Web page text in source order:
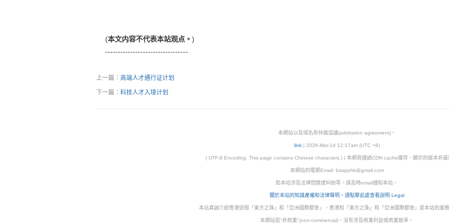
(本文内容不代表本站观点。 )
---------------------------------
上一篇： 高端人才通行证计划
下一篇： 科技人才入境计划
本網站以及域名有仲裁協議(arbitration agreement)。
link| 2026-Mar-14 12:17am (UTC +8)
( UTF-8 Encoding. This page contains Chinese characters.) | 本網頁通過CDN cache緩存，顯示的版本非最
本網站的電郵Email: bsapphk@gmail.com
如本站涉及法律問題或糾紛等，請及時email通知本站。
關於本站的知識產權和法律聲明，請點擊此處查看說明 Legal
本站真誠介紹香港這個「東方之珠」和「亞洲國際都會」，香港和「東方之珠」和「亞洲國際都會」是本站的業
本網站是"非商業"(non-commercial)，沒有涉及商業利益或商業競爭。